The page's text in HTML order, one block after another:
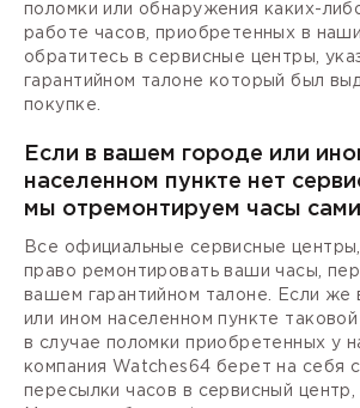
поломки или обнаружения каких-
работе часов, приобретенных в
обратитесь в сервисные центры,
гарантийном талоне который был
покупке.
Если в вашем городе или
населенном пункте нет
мы отремонтируем часы сами
Все официальные сервисные
право ремонтировать ваши часы,
вашем гарантийном талоне. Если же
или ином населенном пункте
в случае поломки приобретенных у
компания Watches64 берет на себя
пересылки часов в сервисный центр,